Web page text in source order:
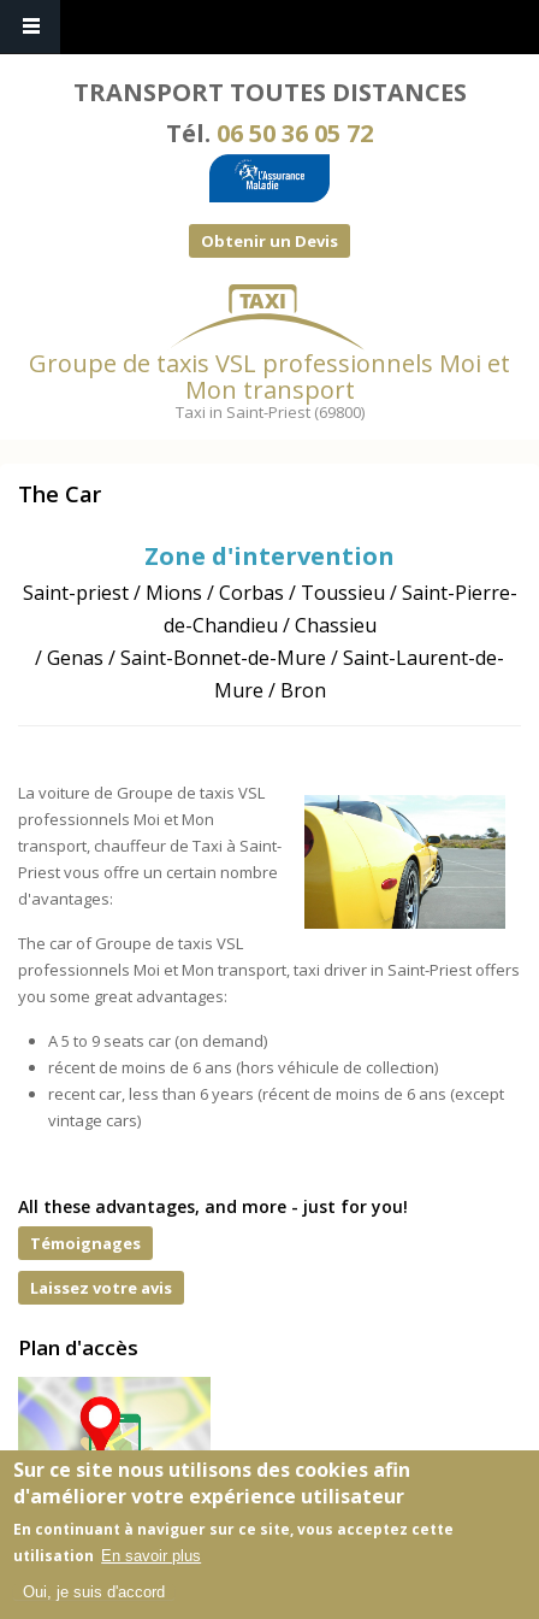
TRANSPORT TOUTES DISTANCES
Tél. 06 50 36 05 72
Obtenir un Devis
Groupe de taxis VSL professionnels Moi et
Mon transport
Taxi in Saint-Priest (69800)
The Car
Zone d'intervention
Saint-priest / Mions / Corbas / Toussieu / Saint-Pierre-
de-Chandieu / Chassieu
/ Genas / Saint-Bonnet-de-Mure / Saint-Laurent-de-
Mure / Bron
La voiture de Groupe de taxis VSL
professionnels Moi et Mon
transport, chauffeur de Taxi à Saint-
Priest vous offre un certain nombre
d'avantages:
The car of Groupe de taxis VSL
professionnels Moi et Mon transport, taxi driver in Saint-Priest offers
you some great advantages:
A 5 to 9 seats car (on demand)
récent de moins de 6 ans (hors véhicule de collection)
recent car, less than 6 years (récent de moins de 6 ans (except
vintage cars)
All these advantages, and more - just for you!
Témoignages
Laissez votre avis
Plan d'accès
Sur ce site nous utilisons des cookies afin
d'améliorer votre expérience utilisateur
En continuant à naviguer sur ce site, vous acceptez cette
utilisation En savoir plus
Oui, je suis d'accord